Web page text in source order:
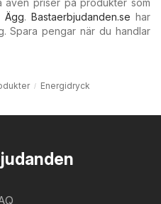
Ägg. Bastaerbjudanden.se har
Spara pengar när du handlar
Energidryck